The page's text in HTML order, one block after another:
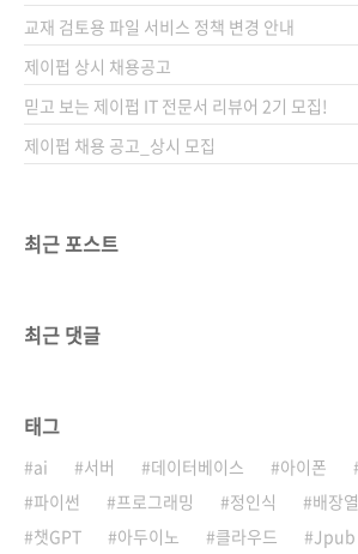
교재 검토용 파일 서비스 정책 변경 안내
제이펍 상시 채용공고
믿고 보는 제이펍 IT 전문서 리뷰어 2기 모집!
제이펍 채용 공고_상시 모집
최근 포스트
최근 댓글
태그
ai 서버 데이터베이스 아이폰
파이썬
프로그래밍 정인식 배장열
챗GPT
아두이노 클라우드 Jpub